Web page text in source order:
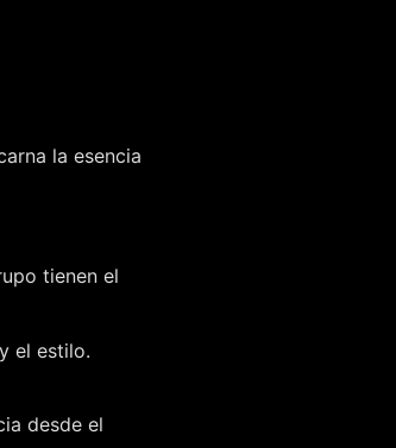
la esencia
tienen el
el estilo.
desde el